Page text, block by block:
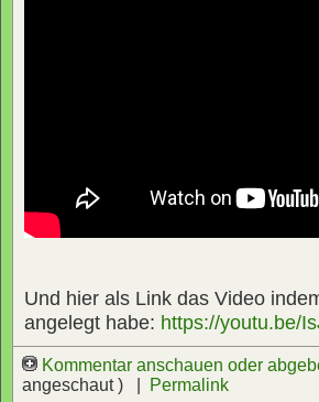
Und hier als Link das Video
angelegt habe: https://youtu.be/
Kommentar anschauen oder
angeschaut ) |
Permalink